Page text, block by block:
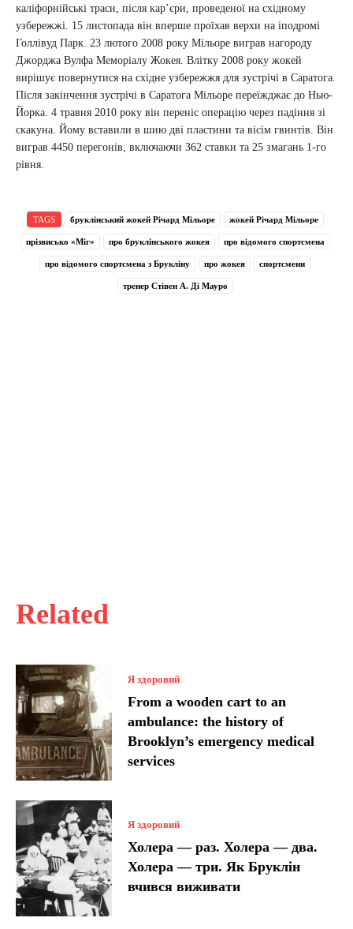
Related
Я здоровий
From a wooden cart to an
ambulance: the history of
Brooklyn’s emergency medical
services
Я здоровий
Холера — раз. Холера — два.
Холера — три. Як Бруклін
вчився виживати
каліфорнійські траси, після кар’єри, проведеної на східному
узбережжі. 15 листопада він вперше проїхав верхи на іподромі
Голлівуд Парк. 23 лютого 2008 року Мільоре виграв нагороду
Джорджа Вулфа Меморіалу Жокея. Влітку 2008 року жокей
вирішує повернутися на східне узбережжя для зустрічі в Саратога.
Після закінчення зустрічі в Саратога Мільоре переїжджає до Нью-
Йорка. 4 травня 2010 року він переніс операцію через падіння зі
скакуна. Йому вставили в шию дві пластини та вісім гвинтів. Він
виграв 4450 перегонів, включаючи 362 ставки та 25 змагань 1-го
рівня.
TAGS бруклінський жокей Річард Мільоре жокей Річард Мільоре
прізвисько «Міг» про бруклінського жокея про відомого спортсмена
про відомого спортсмена з Брукліну про жокея спортсмени
тренер Стівен А. Ді Мауро